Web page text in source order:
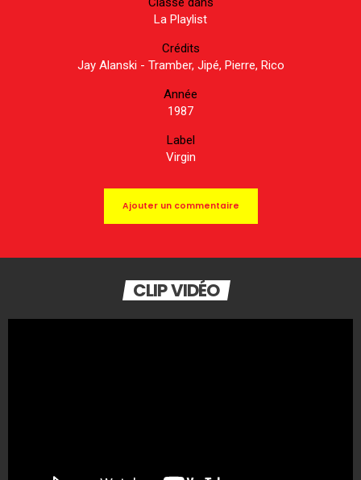
La Playlist
Crédits
Jay Alanski - Tramber, Jipé, Pierre, Rico
Année
1987
Label
Virgin
Ajouter un commentaire
CLIP VIDÉO